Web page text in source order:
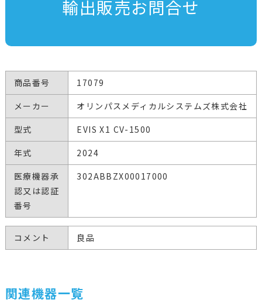
輸出販売お問合せ
商品番号
17079
メーカー
オリンパスメディカルシステムズ株式会社
型式
EVIS X1 CV-1500
年式
2024
医療機器承
認又は認証
番号
302ABBZX00017000
コメント 良品
関連機器一覧